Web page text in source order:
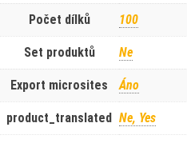
Počet dílků 100
Set produktů Ne
Export microsites Áno
product_translated Ne, Yes